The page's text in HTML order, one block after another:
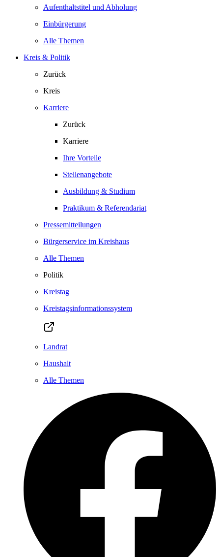
Aufenthaltstitel und Abholung
Einbürgerung
Alle Themen
Kreis & Politik
Zurück
Kreis
Karriere
Zurück
Karriere
Ihre Vorteile
Stellenangebote
Ausbildung & Studium
Praktikum & Referendariat
Pressemitteilungen
Bürgerservice im Kreishaus
Alle Themen
Politik
Kreistag
Kreistagsinformationssystem
Landrat
Haushalt
Alle Themen